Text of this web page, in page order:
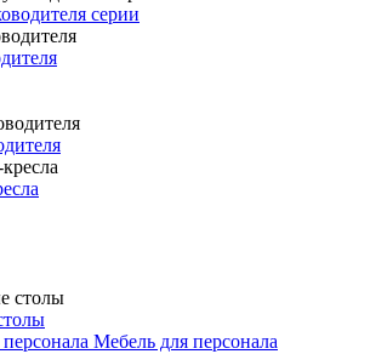
серии
Мебель для персонала